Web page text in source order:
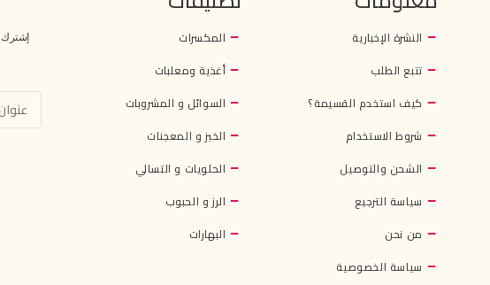
النشرة الإخبارية
تتبع الطلب
كيف استخدم القسيمة؟
شروط الاستخدام
الشحن والتوصيل
سياسة الترجيع
من نحن
سياسة الخصوصية
المكسرات
أغذية ومعلبات
السوائل و المشروبات
الخبز و المعجنات
الحلويات و التسالي
الرز و الحبوب
البهارات
إشترك